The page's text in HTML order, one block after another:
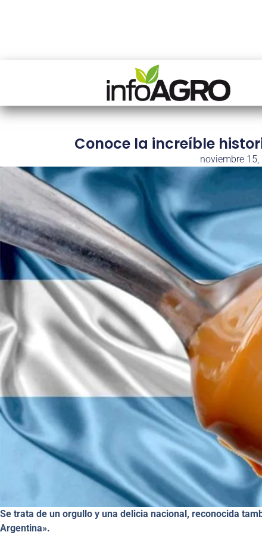
Conoce la increíble
noviembre 15,
Se trata de un orgullo y una delicia nacional, reconocida
Argentina».